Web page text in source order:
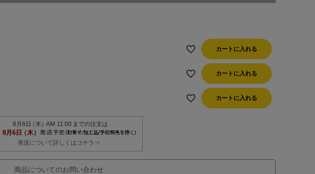
カートに入れる
カートに入れる
カートに入れる
発送について詳しくはコチラ⇒
商品についてのお問い合わせ